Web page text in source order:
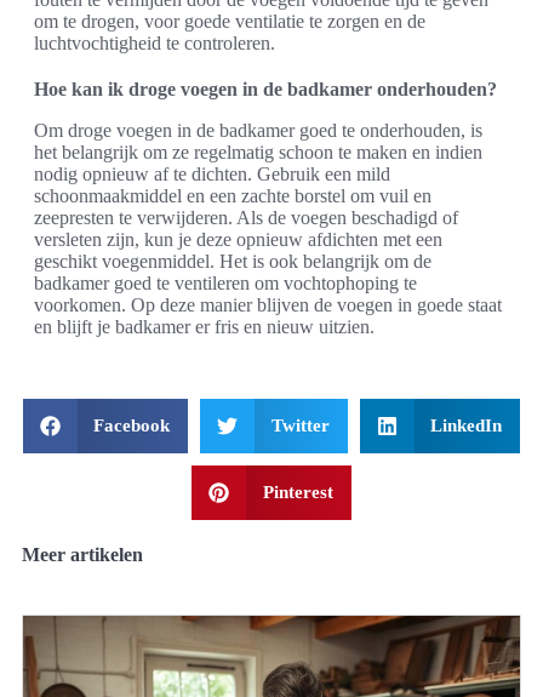
om te drogen, voor goede ventilatie te zorgen en de
luchtvochtigheid te controleren.
Hoe kan ik droge voegen in de badkamer onderhouden?
Om droge voegen in de badkamer goed te onderhouden, is
het belangrijk om ze regelmatig schoon te maken en indien
nodig opnieuw af te dichten. Gebruik een mild
schoonmaakmiddel en een zachte borstel om vuil en
zeepresten te verwijderen. Als de voegen beschadigd of
versleten zijn, kun je deze opnieuw afdichten met een
geschikt voegenmiddel. Het is ook belangrijk om de
badkamer goed te ventileren om vochtophoping te
voorkomen. Op deze manier blijven de voegen in goede staat
en blijft je badkamer er fris en nieuw uitzien.
Facebook Twitter LinkedIn
Pinterest
Meer artikelen